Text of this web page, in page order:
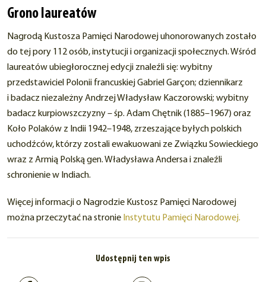
Grono laureatów
Nagrodą Kustosza Pamięci Narodowej uhonorowanych zostało
do tej pory 112 osób, instytucji i organizacji społecznych. Wśród
laureatów ubiegłorocznej edycji znaleźli się: wybitny
przedstawiciel Polonii francuskiej Gabriel Garçon; dziennikarz
i badacz niezależny Andrzej Władysław Kaczorowski; wybitny
badacz kurpiowszczyzny – śp. Adam Chętnik (1885–1967) oraz
Koło Polaków z Indii 1942–1948, zrzeszające byłych polskich
uchodźców, którzy zostali ewakuowani ze Związku Sowieckiego
wraz z Armią Polską gen. Władysława Andersa i znaleźli
schronienie w Indiach.
Więcej informacji o Nagrodzie Kustosz Pamięci Narodowej
można przeczytać na stronie Instytutu Pamięci Narodowej.
Udostępnij ten wpis